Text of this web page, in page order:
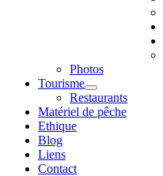
Photos
Tourisme
Restaurants
Matériel de pêche
Ethique
Blog
Liens
Contact